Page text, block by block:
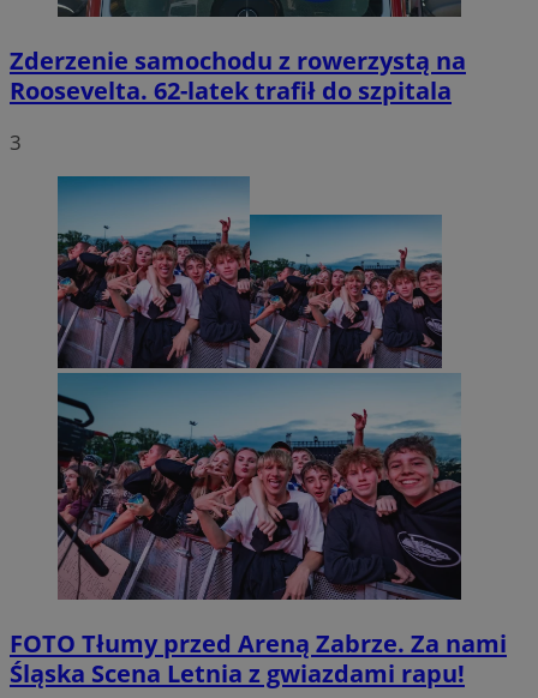
Zderzenie samochodu z rowerzystą na
Roosevelta. 62-latek trafił do szpitala
3
FOTO Tłumy przed Areną Zabrze. Za nami
Śląska Scena Letnia z gwiazdami rapu!